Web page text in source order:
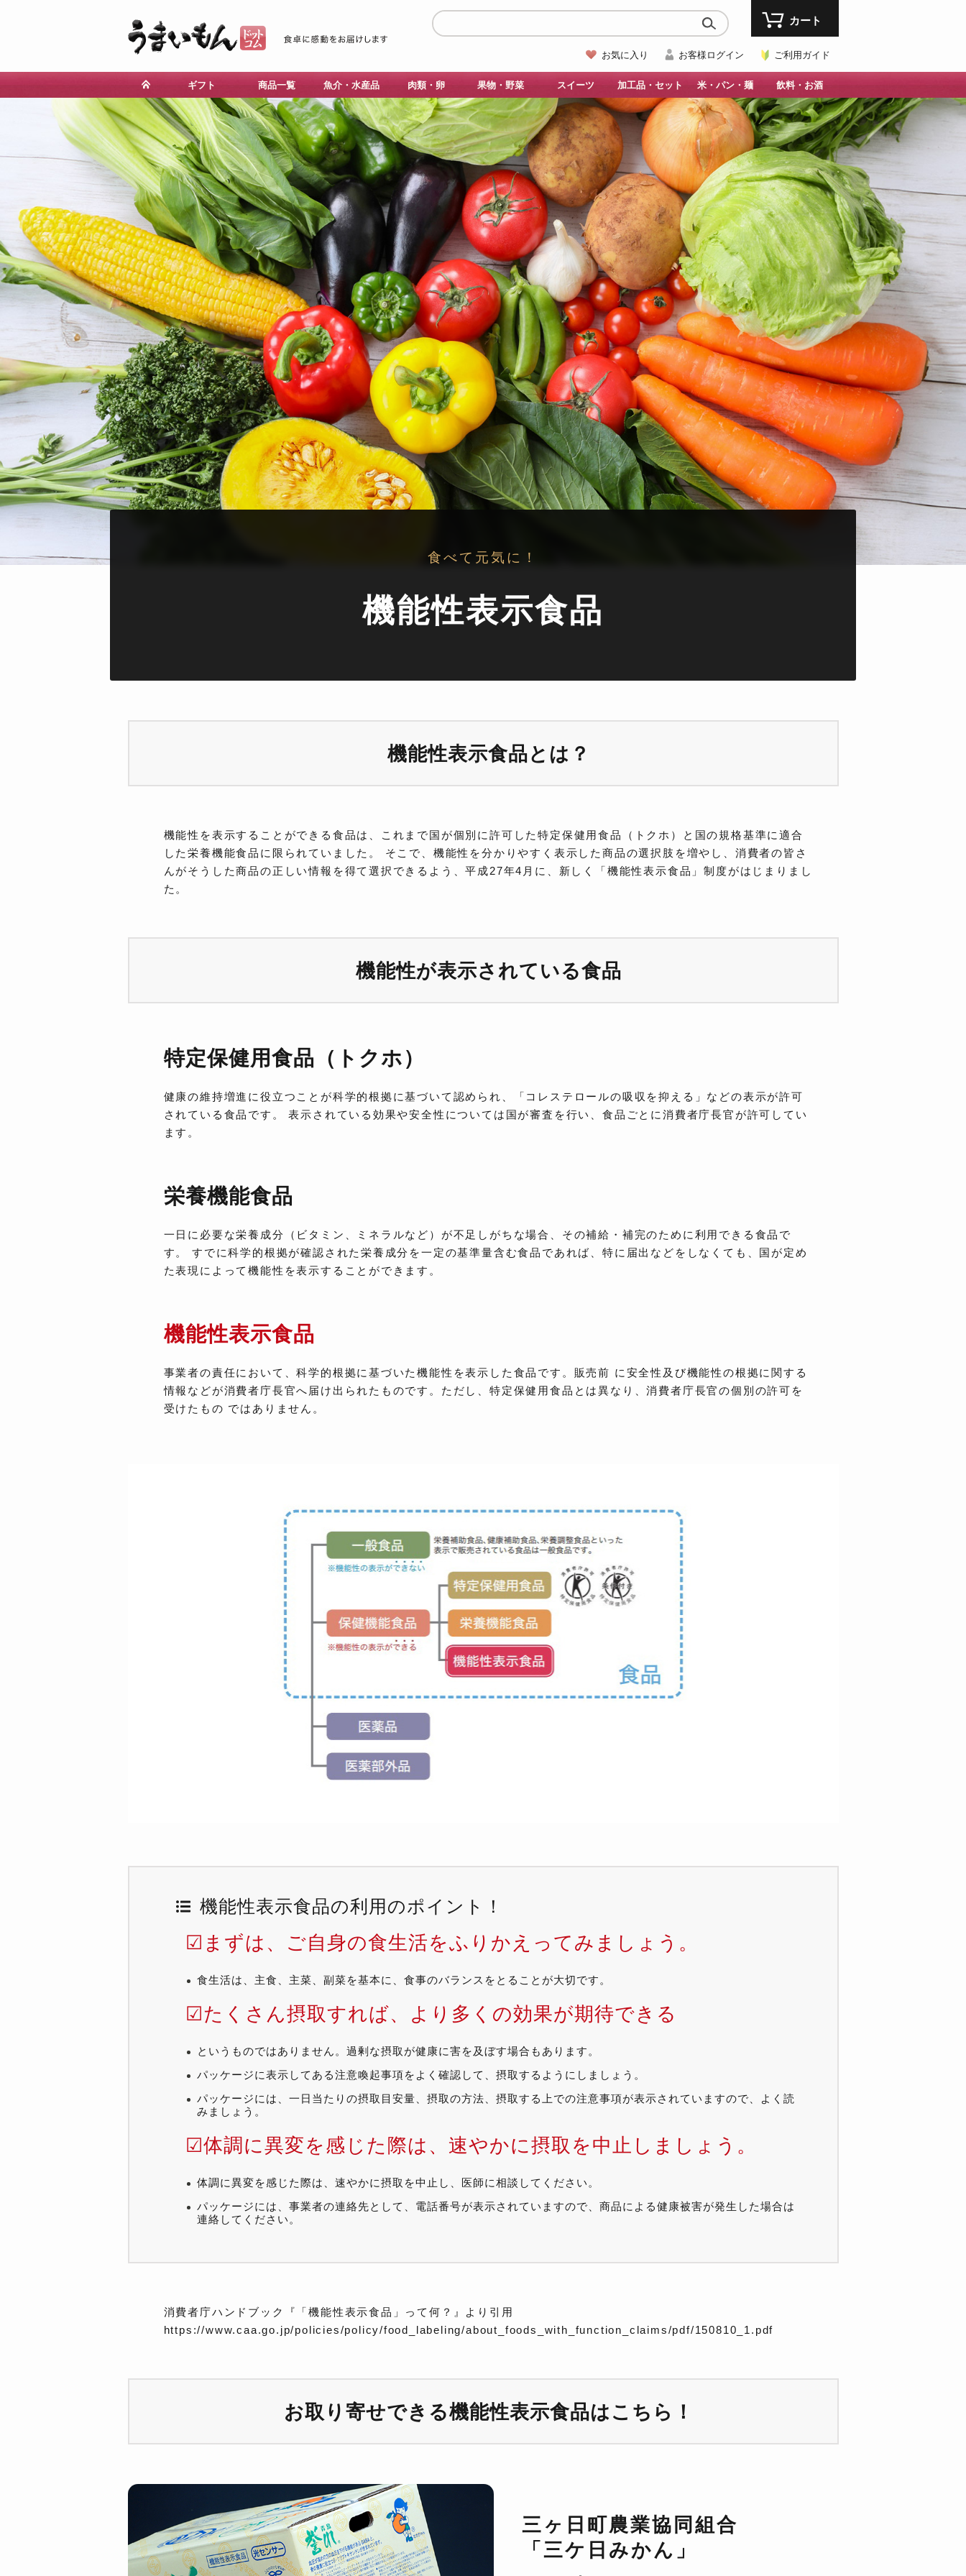
お気に入り お客様ログイン ご利用ガイド
カート
ギフト 商品一覧 魚介・水産品 肉類・卵 果物・野菜 スイーツ 加工品・セット 米・パン・麺 飲料・お酒
食べて元気に！
機能性表示食品
機能性表示食品とは？
機能性を表示することができる食品は、これまで国が個別に許可した特定保健用食品（トクホ）と国の規格基準に適合
した栄養機能食品に限られていました。 そこで、機能性を分かりやすく表示した商品の選択肢を増やし、消費者の皆さ
んがそうした商品の正しい情報を得て選択できるよう、平成27年4月に、新しく「機能性表示食品」制度がはじまりまし
た。
機能性が表示されている食品
特定保健用食品（トクホ）
健康の維持増進に役立つことが科学的根拠に基づいて認められ、「コレステロールの吸収を抑える」などの表示が許可
されている食品です。 表示されている効果や安全性については国が審査を行い、食品ごとに消費者庁長官が許可してい
ます。
栄養機能食品
一日に必要な栄養成分（ビタミン、ミネラルなど）が不足しがちな場合、その補給・補完のために利用できる食品で
す。 すでに科学的根拠が確認された栄養成分を一定の基準量含む食品であれば、特に届出などをしなくても、国が定め
た表現によって機能性を表示することができます。
機能性表示食品
事業者の責任において、科学的根拠に基づいた機能性を表示した食品です。販売前 に安全性及び機能性の根拠に関する
情報などが消費者庁長官へ届け出られたものです。ただし、特定保健用食品とは異なり、消費者庁長官の個別の許可を
受けたもの ではありません。
機能性表示食品の利用のポイント！
☑まずは、ご自身の食生活をふりかえってみましょう。
食生活は、主食、主菜、副菜を基本に、食事のバランスをとることが大切です。
☑たくさん摂取すれば、より多くの効果が期待できる
というものではありません。過剰な摂取が健康に害を及ぼす場合もあります。
パッケージに表示してある注意喚起事項をよく確認して、摂取するようにしましょう。
パッケージには、一日当たりの摂取目安量、摂取の方法、摂取する上での注意事項が表示されていますので、よく読
みましょう。
☑体調に異変を感じた際は、速やかに摂取を中止しましょう。
体調に異変を感じた際は、速やかに摂取を中止し、医師に相談してください。
パッケージには、事業者の連絡先として、電話番号が表示されていますので、商品による健康被害が発生した場合は
連絡してください。
消費者庁ハンドブック『「機能性表示食品」って何？』より引用
https://www.caa.go.jp/policies/policy/food_labeling/about_foods_with_function_claims/pdf/150810_1.pdf
お取り寄せできる機能性表示食品はこちら！
三ヶ日町農業協同組合
「三ケ日みかん」